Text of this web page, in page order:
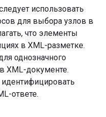
использовать
для выбора узлов в
что элементы
в XML-разметке.
однозначного
XML-документе.
ответе.